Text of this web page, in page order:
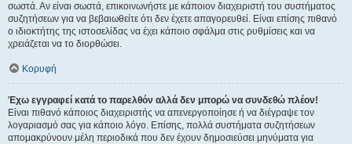
σωστά. Αν είναι σωστά, επικοινωνήστε με κάποιον διαχειριστή του συστήματος
συζητήσεων για να βεβαιωθείτε ότι δεν έχετε απαγορευθεί. Είναι επίσης πιθανό
ο ιδιοκτήτης της ιστοσελίδας να έχει κάποιο σφάλμα στις ρυθμίσεις και να
χρειάζεται να το διορθώσει.
Κορυφή
Έχω εγγραφεί κατά το παρελθόν αλλά δεν μπορώ να συνδεθώ πλέον!
Είναι πιθανό κάποιος διαχειριστής να απενεργοποίησε ή να διέγραψε τον
λογαριασμό σας για κάποιο λόγο. Επίσης, πολλά συστήματα συζητήσεων
απομακρύνουν μέλη περιοδικά που δεν έχουν δημοσιεύσει μηνύματα για